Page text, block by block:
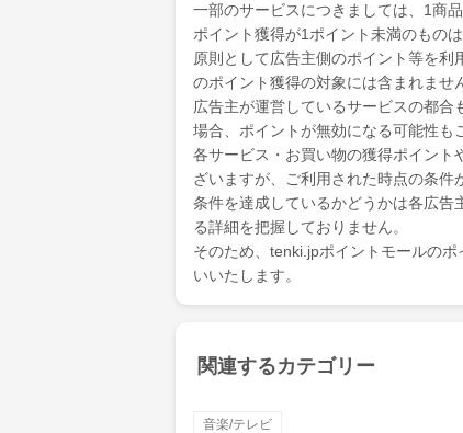
一部のサービスにつきましては、1商
ポイント獲得が1ポイント未満のもの
原則として広告主側のポイント等を
のポイント獲得の対象には含まれませ
広告主が運営しているサービスの都
場合、ポイントが無効になる可能性も
各サービス・お買い物の獲得ポイン
ざいますが、ご利用された時点の条件
条件を達成しているかどうかは各広告
る詳細を把握しておりません。
そのため、tenki.jpポイントモールの
いいたします。
関連するカテゴリー
音楽/テレビ